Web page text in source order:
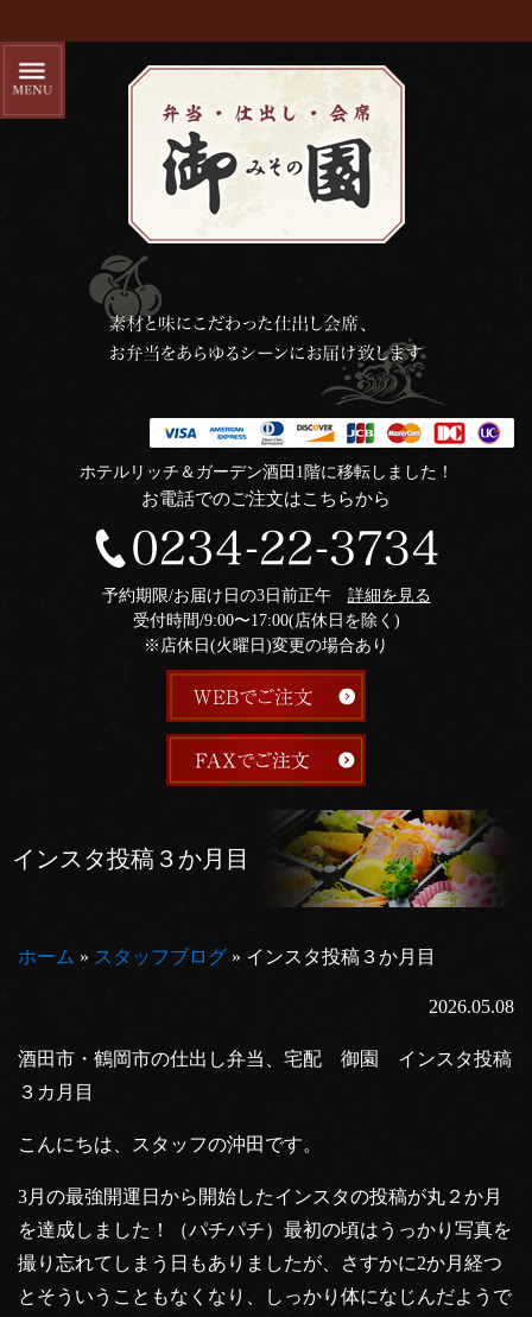
ホテルリッチ＆ガーデン酒田1階に移転しました！
お電話でのご注文はこちらから
予約期限/お届け日の3日前正午 詳細を見る
受付時間/9:00〜17:00(店休日を除く)
※店休日(火曜日)変更の場合あり
インスタ投稿３か月目
ホーム » スタッフブログ » インスタ投稿３か月目
2026.05.08
酒田市・鶴岡市の仕出し弁当、宅配 御園 インスタ投稿
３カ月目
こんにちは、スタッフの沖田です。
3月の最強開運日から開始したインスタの投稿が丸２か月
を達成しました！（パチパチ）最初の頃はうっかり写真を
撮り忘れてしまう日もありましたが、さすかに2か月経つ
とそういうこともなくなり、しっかり体になじんだようで